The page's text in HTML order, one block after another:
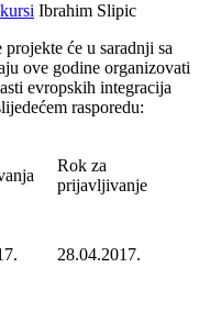
Ibrahim Slipic
će u saradnji sa
ove godine organizovati
evropskih integracija
rasporedu:
Rok za
prijavljivanje
28.04.2017.